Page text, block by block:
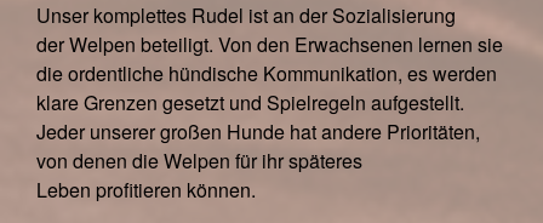
Unser komplettes Rudel ist an der Sozialisierung
der Welpen beteiligt. Von den Erwachsenen lernen sie
die ordentliche hündische Kommunikation, es werden
klare Grenzen gesetzt und Spielregeln aufgestellt.
Jeder unserer großen Hunde hat andere Prioritäten,
von denen die Welpen für ihr späteres
Leben profitieren können.